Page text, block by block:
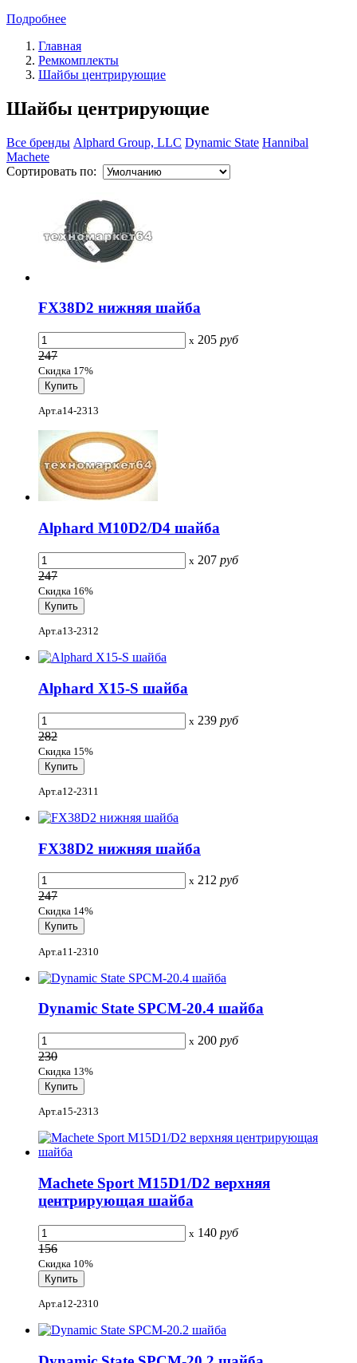
Подробнее
Главная
Ремкомплекты
Шайбы центрирующие
Шайбы центрирующие
Все бренды Alphard Group, LLC Dynamic State Hannibal
Machete
Сортировать по:
FX38D2 нижняя шайба
x 205 руб
247
Скидка 17%
Арт.a14-2313
Alphard M10D2/D4 шайба
x 207 руб
247
Скидка 16%
Арт.a13-2312
Alphard X15-S шайба
x 239 руб
282
Скидка 15%
Арт.a12-2311
FX38D2 нижняя шайба
x 212 руб
247
Скидка 14%
Арт.a11-2310
Dynamic State SPCM-20.4 шайба
x 200 руб
230
Скидка 13%
Арт.a15-2313
Machete Sport M15D1/D2 верхняя
центрирующая шайба
x 140 руб
156
Скидка 10%
Арт.a12-2310